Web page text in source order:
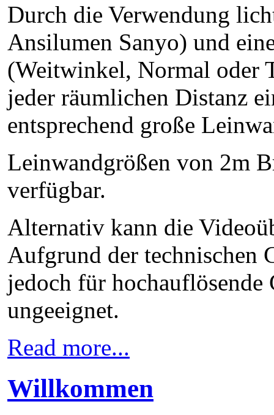
Durch die Verwendung
Ansilumen Sanyo) und
(Weitwinkel, Normal oder
jeder räumlichen Distanz
entsprechend große
Leinwandgrößen von 2m
verfügbar.
Alternativ kann die
Aufgrund der technischen
jedoch für hochauflösende
ungeeignet.
Read more...
Willkommen